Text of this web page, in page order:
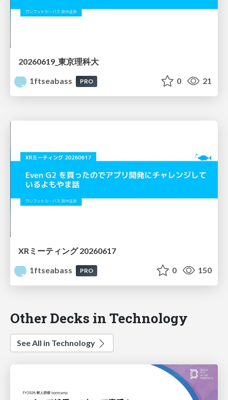
20260619_東京理科大
1ftseabass
PRO 0 21
XRミーティング 20260617
1ftseabass
PRO 0 150
Other Decks in Technology
See All in Technology